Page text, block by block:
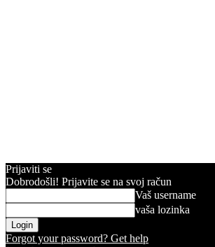
Prijaviti se
Dobrodošli! Prijavite se na svoj račun
Vaš username
vaša lozinka
Forgot your password? Get help